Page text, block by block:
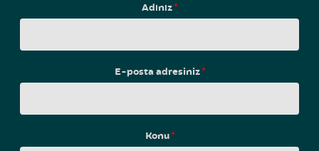
Adınız*
E-posta adresiniz*
Konu*